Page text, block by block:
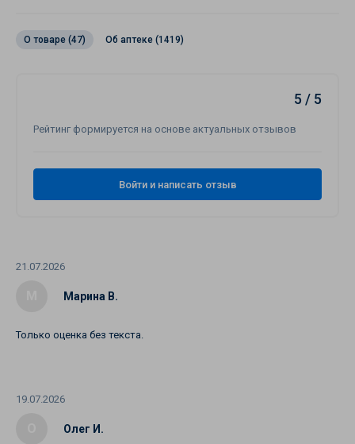
О товаре (47) Об аптеке (1419)
Марина В.
21.07.2026
Только оценка без текста.
Олег И.
19.07.2026
5 / 5
Рейтинг формируется на основе актуальных отзывов
Войти и написать отзыв